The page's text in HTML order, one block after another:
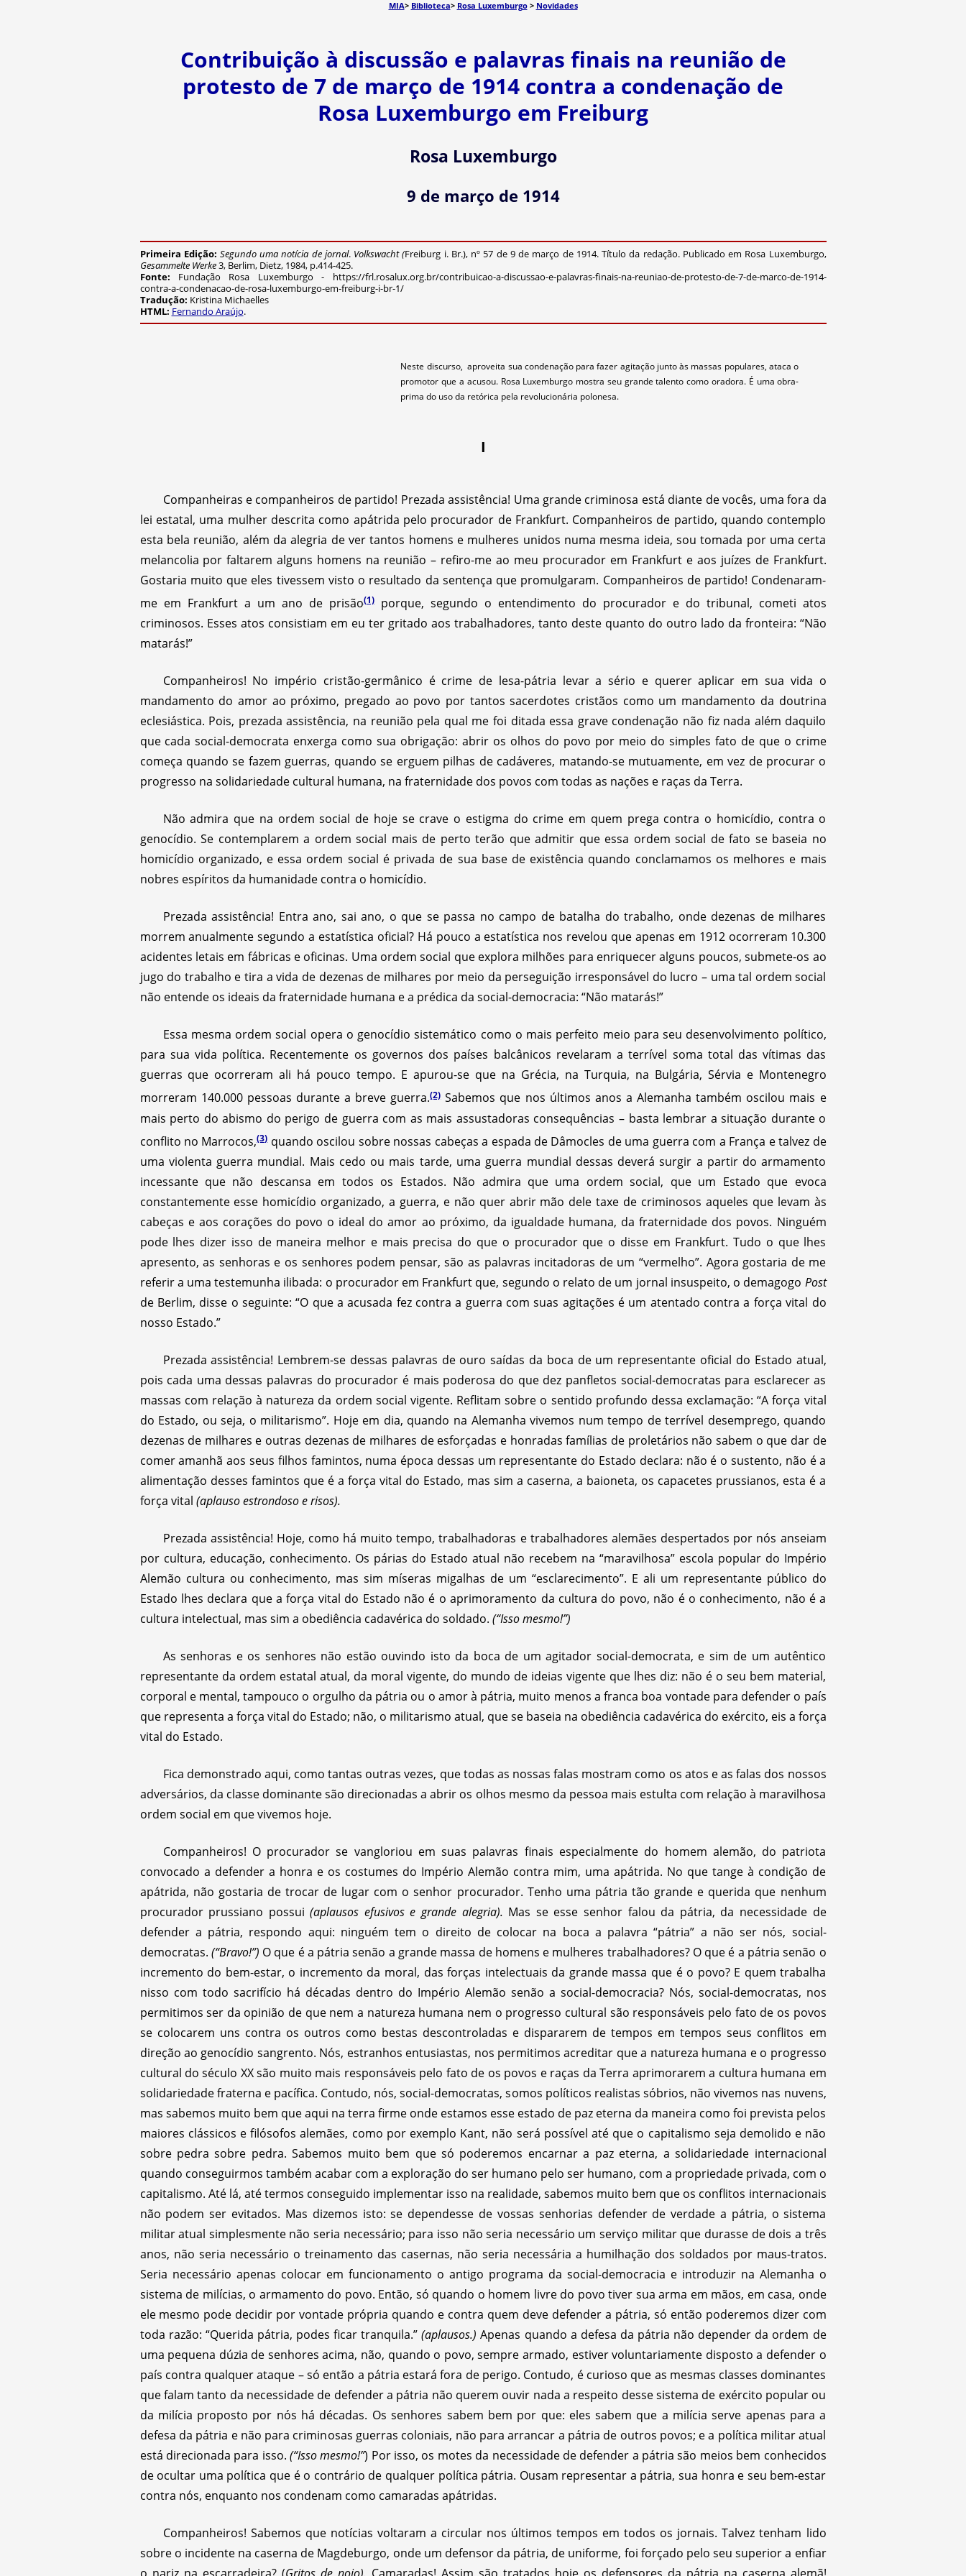
MIA> Biblioteca> Rosa Luxemburgo> Novidades
Contribuição à discussão e palavras finais na reunião de
protesto de 7 de março de 1914 contra a condenação de
Rosa Luxemburgo em Freiburg
Rosa Luxemburgo
9 de março de 1914
Primeira Edição: Segundo uma notícia de jornal. Volkswacht (Freiburg i. Br.), nº 57 de 9 de março de 1914.Título da redação. Publicado em Rosa Luxemburgo,
Gesammelte Werke3, Berlim, Dietz, 1984, p.414-425.
Fonte: Fundação Rosa Luxemburgo - https://frl.rosalux.org.br/contribuicao-a-discussao-e-palavras-finais-na-reuniao-de-protesto-de-7-de-marco-de-1914-
contra-a-condenacao-de-rosa-luxemburgo-em-freiburg-i-br-1/
Tradução: Kristina Michaelles
HTML: Fernando Araújo.
Neste discurso, aproveita sua condenação para fazer agitação junto às massas populares, ataca o
promotor que a acusou. Rosa Luxemburgo mostra seu grande talento como oradora. É uma obra-
prima do uso da retórica pela revolucionária polonesa.
I
Companheiras e companheiros de partido! Prezada assistência! Uma grande criminosa está diante de vocês, uma fora da
lei estatal, uma mulher descrita como apátrida pelo procurador de Frankfurt. Companheiros de partido, quando contemplo
esta bela reunião, além da alegria de ver tantos homens e mulheres unidos numa mesma ideia, sou tomada por uma certa
melancolia por faltarem alguns homens na reunião – refiro-me ao meu procurador em Frankfurt e aos juízes de Frankfurt.
Gostaria muito que eles tivessem visto o resultado da sentença que promulgaram. Companheiros de partido! Condenaram-
me em Frankfurt a um ano de prisão(1)porque, segundo o entendimento do procurador e do tribunal, cometi atos
criminosos. Esses atos consistiam em eu ter gritado aos trabalhadores, tanto deste quanto do outro lado da fronteira: “Não
matarás!”
Companheiros! No império cristão-germânico é crime de lesa-pátria levar a sério e querer aplicar em sua vida o
mandamento do amor ao próximo, pregado ao povo por tantos sacerdotes cristãos como um mandamento da doutrina
eclesiástica. Pois, prezada assistência, na reunião pela qual me foi ditada essa grave condenação não fiz nada além daquilo
que cada social-democrata enxerga como sua obrigação: abrir os olhos do povo por meio do simples fato de que o crime
começa quando se fazem guerras, quando se erguem pilhas de cadáveres, matando-se mutuamente, em vez de procurar o
progresso na solidariedade cultural humana, na fraternidade dos povos com todas as nações e raças da Terra.
Não admira que na ordem social de hoje se crave o estigma do crime em quem prega contra o homicídio, contra o
genocídio. Se contemplarem a ordem social mais de perto terão que admitir que essa ordem social de fato se baseia no
homicídio organizado, e essa ordem social é privada de sua base de existência quando conclamamos os melhores e mais
nobres espíritos da humanidade contra o homicídio.
Prezada assistência! Entra ano, sai ano, o que se passa no campo de batalha do trabalho, onde dezenas de milhares
morrem anualmente segundo a estatística oficial? Há pouco a estatística nos revelou que apenas em 1912 ocorreram 10.300
acidentes letais em fábricas e oficinas. Uma ordem social que explora milhões para enriquecer alguns poucos, submete-os ao
jugo do trabalho e tira a vida de dezenas de milhares por meio da perseguição irresponsável do lucro – uma tal ordem social
não entende os ideais da fraternidade humana e a prédica da social-democracia: “Não matarás!”
Essa mesma ordem social opera o genocídio sistemático como o mais perfeito meio para seu desenvolvimento político,
para sua vida política. Recentemente os governos dos países balcânicos revelaram a terrível soma total das vítimas das
guerras que ocorreram ali há pouco tempo. E apurou-se que na Grécia, na Turquia, na Bulgária, Sérvia e Montenegro
morreram 140.000 pessoas durante a breve guerra.(2)Sabemos que nos últimos anos a Alemanha também oscilou mais e
mais perto do abismo do perigo de guerra com as mais assustadoras consequências – basta lembrar a situação durante o
conflito no Marrocos,(3)quando oscilou sobre nossas cabeças a espada de Dâmocles de uma guerra com a França e talvez de
uma violenta guerra mundial. Mais cedo ou mais tarde, uma guerra mundial dessas deverá surgir a partir do armamento
incessante que não descansa em todos os Estados. Não admira que uma ordem social, que um Estado que evoca
constantemente esse homicídio organizado, a guerra, e não quer abrir mão dele taxe de criminosos aqueles que levam às
cabeças e aos corações do povo o ideal do amor ao próximo, da igualdade humana, da fraternidade dos povos. Ninguém
pode lhes dizer isso de maneira melhor e mais precisa do que o procurador que o disse em Frankfurt. Tudo o que lhes
apresento, as senhoras e os senhores podem pensar, são as palavras incitadoras de um “vermelho”. Agora gostaria de me
referir a uma testemunha ilibada: o procurador em Frankfurt que, segundo o relato de um jornal insuspeito, o demagogo Post
de Berlim, disse o seguinte: “O que a acusada fez contra a guerra com suas agitações é um atentado contra a força vital do
nosso Estado.”
Prezada assistência! Lembrem-se dessas palavras de ouro saídas da boca de um representante oficial do Estado atual,
pois cada uma dessas palavras do procurador é mais poderosa do que dez panfletos social-democratas para esclarecer as
massas com relação à natureza da ordem social vigente. Reflitam sobre o sentido profundo dessa exclamação: “A força vital
do Estado, ou seja, o militarismo”. Hoje em dia, quando na Alemanha vivemos num tempo de terrível desemprego, quando
dezenas de milhares e outras dezenas de milhares de esforçadas e honradas famílias de proletários não sabem o que dar de
comer amanhã aos seus filhos famintos, numa época dessas um representante do Estado declara: não é o sustento, não é a
alimentação desses famintos que é a força vital do Estado, mas sim a caserna, a baioneta, os capacetes prussianos, esta é a
força vital (aplauso estrondoso e risos).
Prezada assistência! Hoje, como há muito tempo, trabalhadoras e trabalhadores alemães despertados por nós anseiam
por cultura, educação, conhecimento. Os párias do Estado atual não recebem na “maravilhosa” escola popular do Império
Alemão cultura ou conhecimento, mas sim míseras migalhas de um “esclarecimento”. E ali um representante público do
Estado lhes declara que a força vital do Estado não é o aprimoramento da cultura do povo, não é o conhecimento, não é a
cultura intelectual, mas sim a obediência cadavérica do soldado. (“Isso mesmo!”)
As senhoras e os senhores não estão ouvindo isto da boca de um agitador social-democrata, e sim de um autêntico
representante da ordem estatal atual, da moral vigente, do mundo de ideias vigente que lhes diz: não é o seu bem material,
corporal e mental, tampouco o orgulho da pátria ou o amor à pátria, muito menos a franca boa vontade para defender o país
que representa a força vital do Estado; não, o militarismo atual, que se baseia na obediência cadavérica do exército, eis a força
vital do Estado.
Fica demonstrado aqui, como tantas outras vezes, que todas as nossas falas mostram como os atos e as falas dos nossos
adversários, da classe dominante são direcionadas a abrir os olhos mesmo da pessoa mais estulta com relação à maravilhosa
ordem social em que vivemos hoje.
Companheiros! O procurador se vangloriou em suas palavras finais especialmente do homem alemão, do patriota
convocado a defender a honra e os costumes do Império Alemão contra mim, uma apátrida. No que tange à condição de
apátrida, não gostaria de trocar de lugar com o senhor procurador. Tenho uma pátria tão grande e querida que nenhum
procurador prussiano possui(aplausos efusivos e grande alegria). Mas se esse senhor falou da pátria, da necessidade de
defender a pátria, respondo aqui: ninguém tem o direito de colocar na boca a palavra “pátria” a não ser nós, social-
democratas. (“Bravo!”) O que é a pátria senão a grande massa de homens e mulheres trabalhadores? O que é a pátria senão o
incremento do bem-estar, o incremento da moral, das forças intelectuais da grande massa que é o povo? E quem trabalha
nisso com todo sacrifício há décadas dentro do Império Alemão senão a social-democracia? Nós, social-democratas, nos
permitimos ser da opinião de que nem a natureza humana nem o progresso cultural são responsáveis pelo fato de os povos
se colocarem uns contra os outros como bestas descontroladas e dispararem de tempos em tempos seus conflitos em
direção ao genocídio sangrento. Nós, estranhos entusiastas, nos permitimos acreditar que a natureza humana e o progresso
cultural do século XX são muito mais responsáveis pelo fato de os povos e raças da Terra aprimorarem a cultura humana em
solidariedade fraterna e pacífica. Contudo, nós, social-democratas, somos políticos realistas sóbrios, não vivemos nas nuvens,
mas sabemos muito bem que aqui na terra firme onde estamos esse estado de paz eterna da maneira como foi prevista pelos
maiores clássicos e filósofos alemães, como por exemplo Kant, não será possível até que o capitalismo seja demolido e não
sobre pedra sobre pedra. Sabemos muito bem que só poderemos encarnar a paz eterna, a solidariedade internacional
quando conseguirmos também acabar com a exploração do ser humano pelo ser humano, com a propriedade privada, com o
capitalismo. Até lá, até termos conseguido implementar isso na realidade, sabemos muito bem que os conflitos internacionais
não podem ser evitados. Mas dizemos isto: se dependesse de vossas senhorias defender de verdade a pátria, o sistema
militar atual simplesmente não seria necessário; para isso não seria necessário um serviço militar que durasse de dois a três
anos, não seria necessário o treinamento das casernas, não seria necessária a humilhação dos soldados por maus-tratos.
Seria necessário apenas colocar em funcionamento o antigo programa da social-democracia e introduzir na Alemanha o
sistema de milícias, o armamento do povo. Então, só quando o homem livre do povo tiver sua arma em mãos, em casa, onde
ele mesmo pode decidir por vontade própria quando e contra quem deve defender a pátria, só então poderemos dizer com
toda razão: “Querida pátria, podes ficar tranquila.”(aplausos.) Apenas quando a defesa da pátria não depender da ordem de
uma pequena dúzia de senhores acima, não, quando o povo, sempre armado, estiver voluntariamente disposto a defender o
país contra qualquer ataque – só então a pátria estará fora de perigo. Contudo, é curioso que as mesmas classes dominantes
que falam tanto da necessidade de defender a pátria não querem ouvir nada a respeito desse sistema de exército popular ou
da milícia proposto por nós há décadas. Os senhores sabem bem por que: eles sabem que a milícia serve apenas para a
defesa da pátria e não para criminosas guerras coloniais, não para arrancar a pátria de outros povos; e a política militar atual
está direcionada para isso. (“Isso mesmo!”) Por isso, os motes da necessidade de defender a pátria são meios bem conhecidos
de ocultar uma política que é o contrário de qualquer política pátria. Ousam representar a pátria, sua honra e seu bem-estar
contra nós, enquanto nos condenam como camaradas apátridas.
Companheiros! Sabemos que notícias voltaram a circular nos últimos tempos em todos os jornais. Talvez tenham lido
sobre o incidente na caserna de Magdeburgo, onde um defensor da pátria, de uniforme, foi forçado pelo seu superior a enfiar